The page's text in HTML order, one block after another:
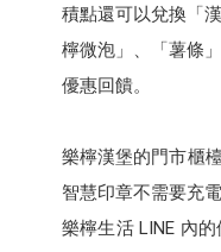
積點還可以兌換「
檸微泡」、「薯條
優惠回饋。
樂檸漢堡的門市櫃
智慧印章不需要充
樂檸生活 LINE 內